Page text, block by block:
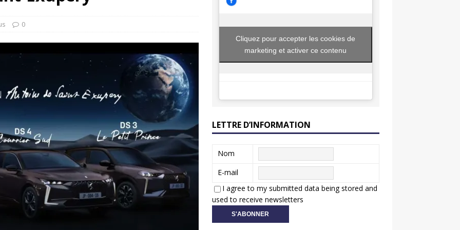
: Honda dévoile un spot publicitaire… confiné!
reprennent bientôt…
0
Cliquez pour accepter les cookies de
marketing et activer ce contenu
LETTRE D’INFORMATION
Nom
E-mail
I agree to my submitted data being stored and
used to receive newsletters